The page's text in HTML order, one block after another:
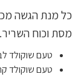
מסת וכוח השריר.
טעם שוקולד
טעם שוקולד